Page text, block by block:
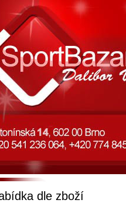
dle zboží